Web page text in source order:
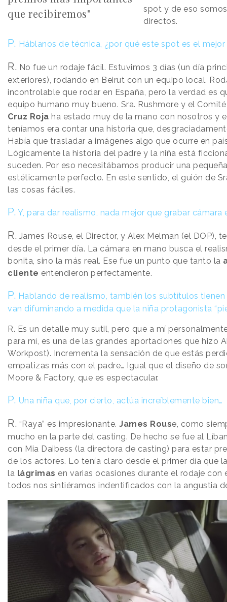
que recibiremos"
spot y de eso
directos.
P. Háblanos de técnica, ¿por qué este spot es el
R. No fue un rodaje fácil. Estuvimos 3 días (un día
exteriores), rodando en Beirut con un equipo local.
incontrolable que rodar en España, pero la verdad es
equipo humano muy bueno. Sra. Rushmore y el
Cruz Roja ha estado muy de la mano con nosotros y
teníamos era contar una historia que,
Había que trasladar a imágenes algo que ocurre en
Lógicamente la historia del padre y la niña está
suceden. Por eso necesitábamos producir una
estéticamente perfecto. En este sentido, el guión de
las cosas fáciles.
P. Y, para dar realismo, nada mejor que grabar cámara
R. James Rouse, el Director, y Alex Melman (el DOP),
desde el primer día. La cámara en mano busca el
bonita, sino la más real. Ese fue un punto que tanto la
cliente entendieron perfectamente.
P. Hablando de realismo, también los subtítulos
van difuminando a medida que la niña protagonista
R. Es un detalle muy sutil, pero que a mí
para mí, es una de las grandes aportaciones que hizo
Workpost). Incrementa la sensación de que estás
empatizas más con el padre… Igual que el diseño de
Moore & Factory, que es espectacular.
P. Una niña que, por cierto, actúa increíblemente bien…
R. “Raya” es impresionante. James Rouse, como
mucho en la parte del casting. De hecho se fue al
con Mia Daibess (la directora de casting) para estar
de los actores. Lo tenía claro desde el primer día que
la lágrimas en varias ocasiones durante el rodaje con
todos nos sintiéramos indentificados con la angustia